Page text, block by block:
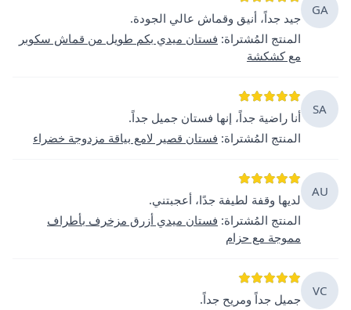
GA
جيد جداً، أنيق وقماش عالي الجودة.
المنتج المُشتراة: فستان ميدي بكم طويل من قماش سكوبر
مع كشكشة
SA
أنا راضية جداً، إنها فستان جميل جداً.
المنتج المُشتراة: فستان قصير لامع بياقة مزدوجة خضراء
AU
لديها وقفة لطيفة جدًا، أعجبتني.
المنتج المُشتراة: فستان ميدي أزرق مزخرف بأطراف
مموجة مع حزام
VC
جميل جداً ومريح جداً.